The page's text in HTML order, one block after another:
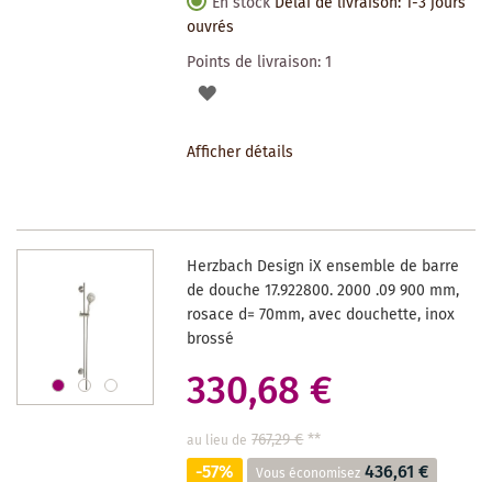
ouvrés
Points de livraison:1
AJOUTER
SOUHAITS
Afficher détails
Herzbach Design iX ensemble de barre
de douche 17.922800. 2000 .09 900 mm,
rosace d= 70mm, avec douchette, inox
brossé
330,68 €
au lieu de 767,29 €**
-57% Vous économisez 436,61 €